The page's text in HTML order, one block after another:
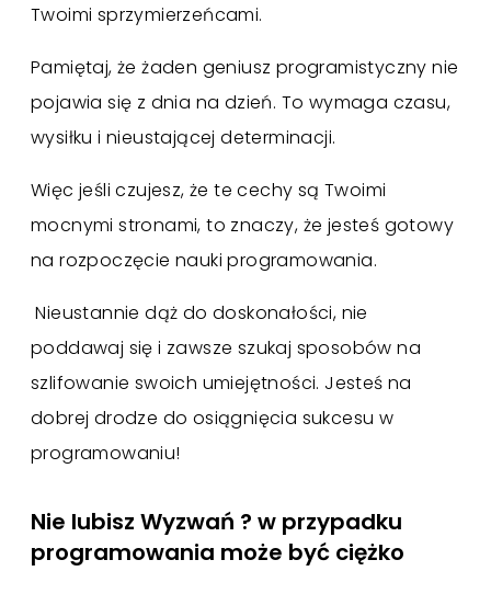
Twoimi sprzymierzeńcami.
Pamiętaj, że żaden geniusz programistyczny nie
pojawia się z dnia na dzień. To wymaga czasu,
wysiłku i nieustającej determinacji.
Więc jeśli czujesz, że te cechy są Twoimi
mocnymi stronami, to znaczy, że jesteś gotowy
na rozpoczęcie nauki programowania.
Nieustannie dąż do doskonałości, nie
poddawaj się i zawsze szukaj sposobów na
szlifowanie swoich umiejętności. Jesteś na
dobrej drodze do osiągnięcia sukcesu w
programowaniu!
Nie lubisz Wyzwań ? w przypadku
programowania może być ciężko